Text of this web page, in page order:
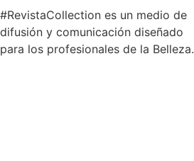
#RevistaCollection es un medio de
difusión y comunicación diseñado
para los profesionales de la Belleza.